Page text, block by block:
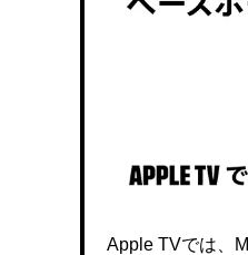
Apple TVでは、